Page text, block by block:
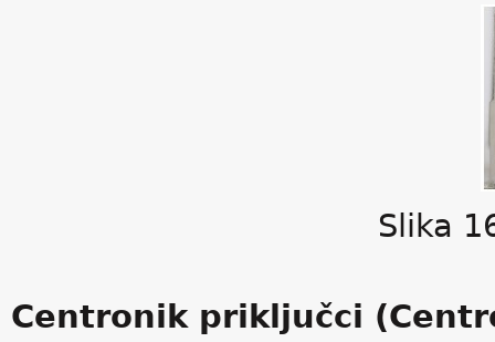
Slika
Centronik priključci